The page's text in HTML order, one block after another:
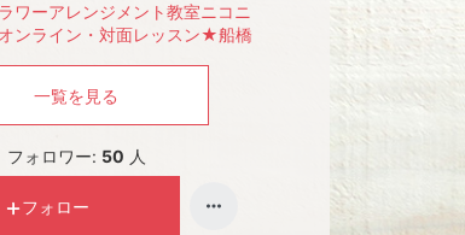
ワーアレンジメント教室ニコニ
ンライン・対面レッスン★船橋
一覧を見る
フォロワー: 50 人
フォロー